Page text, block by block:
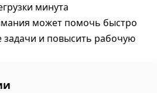
минута
может помочь быстро
и повысить рабочую